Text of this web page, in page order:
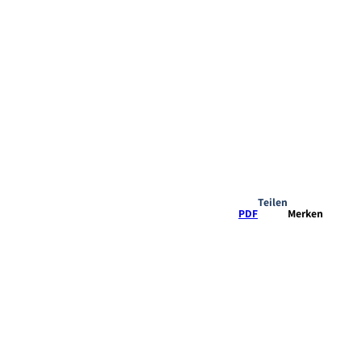
PDF
Teilen
Merken